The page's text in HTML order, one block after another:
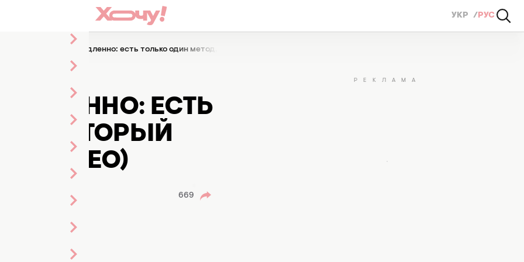
УКР РУС
сделайте это немедленно: есть только один метод, который вернет куртке вид (ВИДЕО)
ЕСТЬ
КОТОРЫЙ
(ВИДЕО)
669